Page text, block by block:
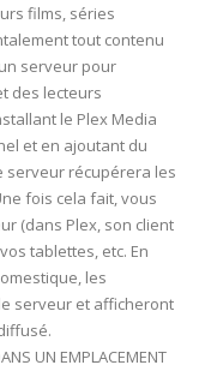
films, séries
tout contenu
serveur pour
des lecteurs
le Plex Media
et en ajoutant du
serveur récupérera les
fois cela fait, vous
(dans Plex, son client
tablettes, etc. En
les
serveur et afficheront
UN EMPLACEMENT